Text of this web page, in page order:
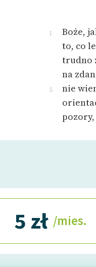
1
Boże,
to, co
trudno
na
5
nie
pozory,
5 zł /mies.